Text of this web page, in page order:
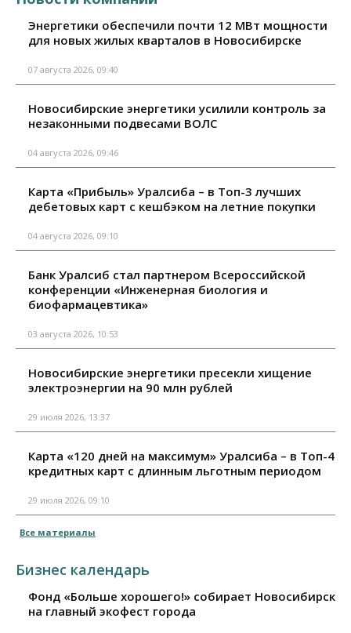
Энергетики обеспечили почти 12 МВт мощности
для новых жилых кварталов в Новосибирске
07 августа 2026, 09:40
Новосибирские энергетики усилили контроль за
незаконными подвесами ВОЛС
04 августа 2026, 09:46
Карта «Прибыль» Уралсиба – в Топ-3 лучших
дебетовых карт с кешбэком на летние покупки
04 августа 2026, 09:10
Банк Уралсиб стал партнером Всероссийской
конференции «Инженерная биология и
биофармацевтика»
03 августа 2026, 10:53
Новосибирские энергетики пресекли хищение
электроэнергии на 90 млн рублей
29 июля 2026, 13:37
Карта «120 дней на максимум» Уралсиба – в Топ-4
кредитных карт с длинным льготным периодом
29 июля 2026, 09:10
Все материалы
Бизнес календарь
Фонд «Больше хорошего!» собирает Новосибирск
на главный экофест города